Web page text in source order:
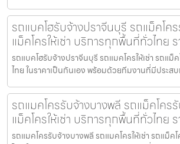
รถแบคโฮรับจ้างปราจีนบุรี รถแม็คโค
แม็คโครให้เช่า บริการทุกพื้นที่ทั่วไทย
รถแบคโฮรับจ้างปราจีนบุรี รถแมคโครให้เช่า รถแม็
ไทย ในราคาเป็นกันเอง พร้อมด้วยทีมงานที่มีประส
รถแมคโครรับจ้างบางพลี รถแม็คโคร
แม็คโครให้เช่า บริการทุกพื้นที่ทั่วไทย
รถแมคโครรับจ้างบางพลี รถแมคโครให้เช่า รถแม็ค